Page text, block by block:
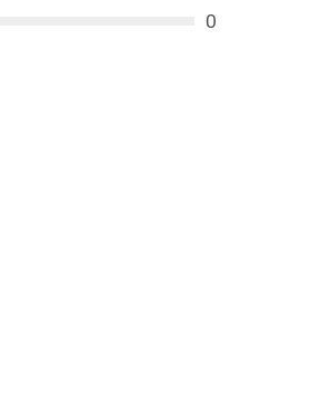
0